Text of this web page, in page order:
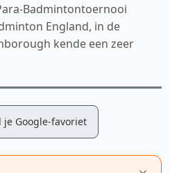
Badmintontoernooi
England, in de
kende een zeer
Google-favoriet